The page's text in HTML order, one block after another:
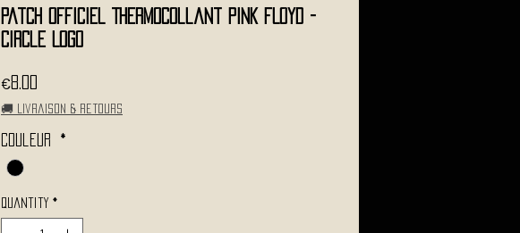
Patch Officiel Thermocollant PINK FLOYD -
Circle Logo
€8.00
🚚 Livraison & retours
Couleur *
Quantity *